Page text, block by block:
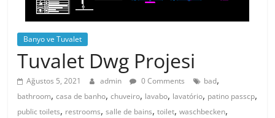
Banyo ve Tuvalet
Tuvalet Dwg Projesi
Ağustos 5, 2021 admin 0 Comments bad,
bathroom,casa de banho,chuveiro, lavabo, lavatório, patino passcp,
public toilets, restrooms,salle de bains,toilet,waschbecken,